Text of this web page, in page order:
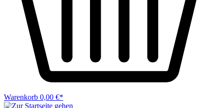
Warenkorb 0,00 €*